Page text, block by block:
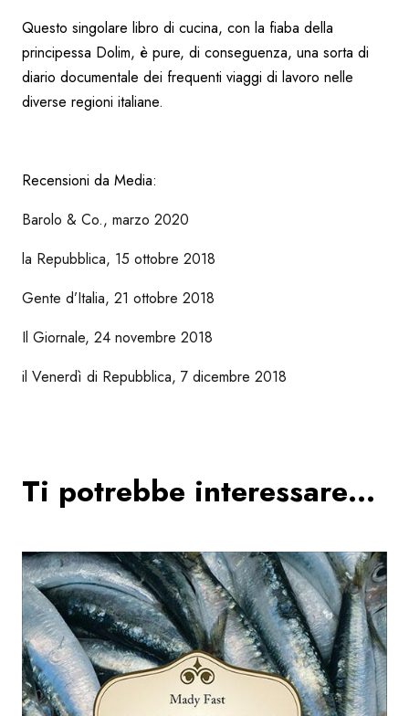
Questo singolare libro di cucina, con la fiaba della
principessa Dolim, è pure, di conseguenza, una sorta di
diario documentale dei frequenti viaggi di lavoro nelle
diverse regioni italiane.
Recensioni da Media:
Barolo & Co., marzo 2020
la Repubblica, 15 ottobre 2018
Gente d’Italia, 21 ottobre 2018
Il Giornale, 24 novembre 2018
il Venerdì di Repubblica, 7 dicembre 2018
Ti potrebbe interessare…